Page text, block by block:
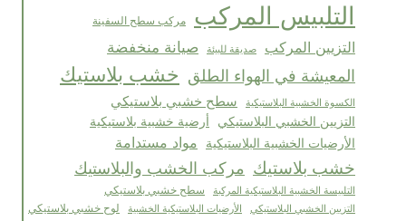
التلبيس المركب مركب سطح السفينة
التزيين المركب صديقة للبيئة صيانة منخفضة
المعيشة في الهواء الطلق خشب بلاستيك
الكسوة الخشبية البلاستيكية سطح خشبي بلاستيكي
التزيين الخشبي البلاستيكي
أرضية خشبية بلاستيكية
الأرضيات الخشبية البلاستيكية
مواد مستدامة
خشب بلاستيك مركب الخشب والبلاستيك
التلبيسة الخشبية البلاستيكية المركبة سطح خشبي بلاستيكي
التزيين الخشبي البلاستيكي الأرضيات البلاستيكية الخشبية لوح خشبي بلاستيكي